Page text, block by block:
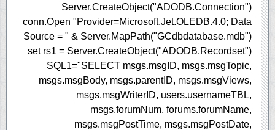
Server.CreateObject("ADODB.Connection")
conn.Open "Provider=Microsoft.Jet.OLEDB.4.0; Data
Source = " & Server.MapPath("GCdbdatabase.mdb")
set rs1 = Server.CreateObject("ADODB.Recordset")
SQL1="SELECT msgs.msgID, msgs.msgTopic,
msgs.msgBody, msgs.parentID, msgs.msgViews,
msgs.msgWriterID, users.usernameTBL,
msgs.forumNum, forums.forumName,
msgs.msgPostTime, msgs.msgPostDate,